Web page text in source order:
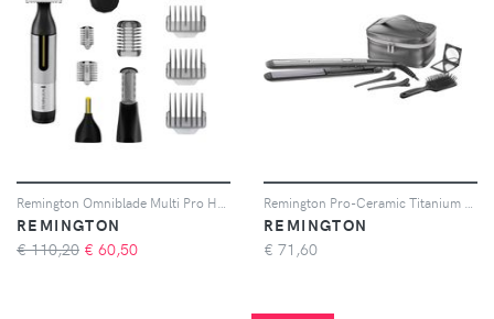
REMINGTON
€ 110,20 € 60,50
REMINGTON
€ 71,60